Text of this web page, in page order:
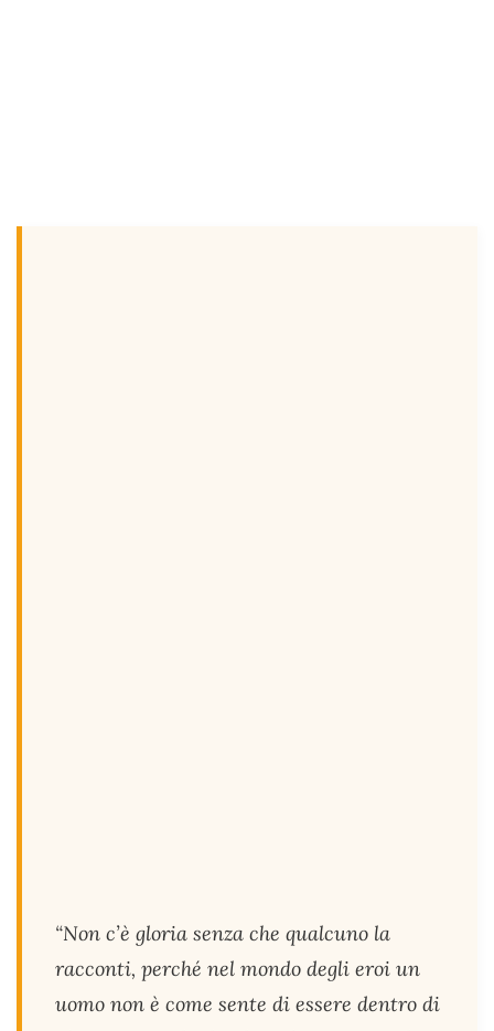
“Non c’è gloria senza che qualcuno la
racconti, perché nel mondo degli eroi un
uomo non è come sente di essere dentro di